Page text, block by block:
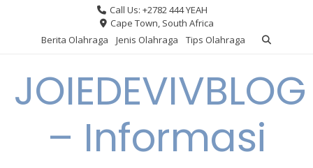
Call Us: +2782 444 YEAH
Cape Town, South Africa
Berita Olahraga
Jenis Olahraga Tips Olahraga
JOIEDEVIVBLOG
– Informasi